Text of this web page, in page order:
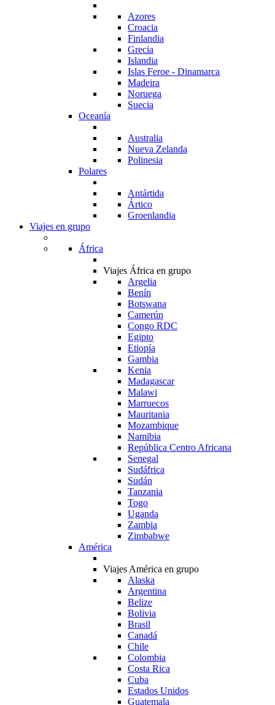
Azores
Croacia
Finlandia
Grecia
Islandia
Islas Feroe - Dinamarca
Madeira
Noruega
Suecia
Oceanía
Australia
Nueva Zelanda
Polinesia
Polares
Antártida
Ártico
Groenlandia
Viajes en grupo
África
Viajes África en grupo
Argelia
Benín
Botswana
Camerún
Congo RDC
Egipto
Etiopía
Gambia
Kenia
Madagascar
Malawi
Marruecos
Mauritania
Mozambique
Namibia
República Centro Africana
Senegal
Sudáfrica
Sudán
Tanzania
Togo
Uganda
Zambia
Zimbabwe
América
Viajes América en grupo
Alaska
Argentina
Belize
Bolivia
Brasil
Canadá
Chile
Colombia
Costa Rica
Cuba
Estados Unidos
Guatemala